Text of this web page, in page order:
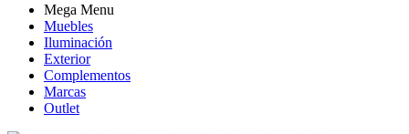
Mega Menu
Muebles
Iluminación
Exterior
Complementos
Marcas
Outlet